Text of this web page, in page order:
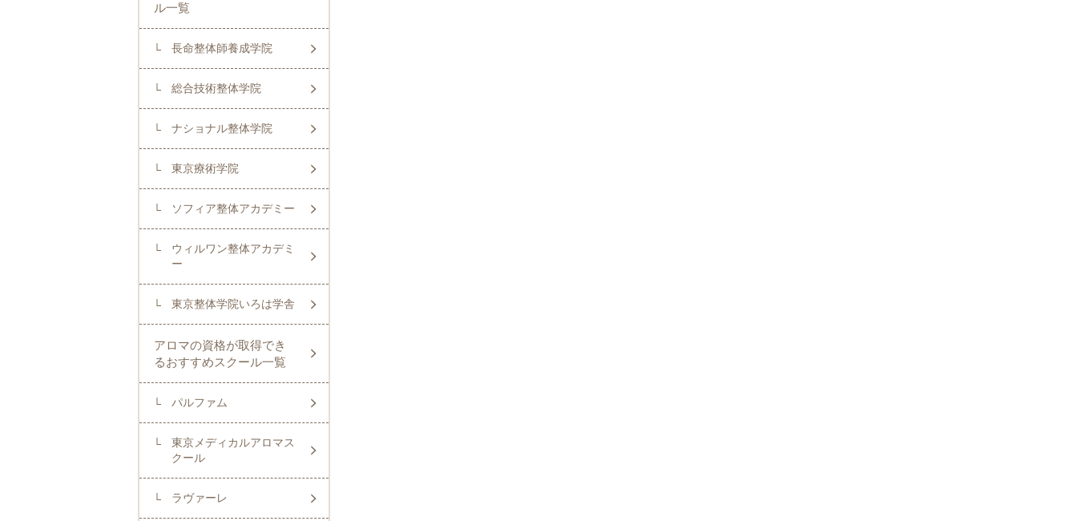
ル一覧
長命整体師養成学院
総合技術整体学院
ナショナル整体学院
東京療術学院
ソフィア整体アカデミー
ウィルワン整体アカデミ
ー
東京整体学院いろは学舎
アロマの資格が取得でき
るおすすめスクール一覧
パルファム
東京メディカルアロマス
クール
ラヴァーレ